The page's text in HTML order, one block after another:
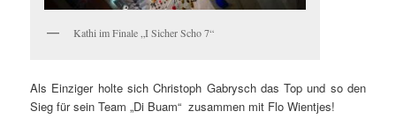
Kathi im Finale „I Sicher Scho 7“
Als Einziger holte sich Christoph Gabrysch das Top und so den
Sieg für sein Team „Di Buam“ zusammen mit Flo Wientjes!